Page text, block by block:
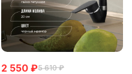
2 550 ₽5 610 ₽